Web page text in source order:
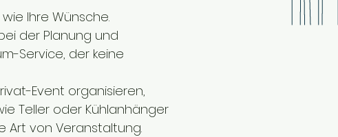
Ihre Wünsche.
der Planung und
Service, der keine
Event organisieren,
Teller oder Kühlanhänger
Art von Veranstaltung.